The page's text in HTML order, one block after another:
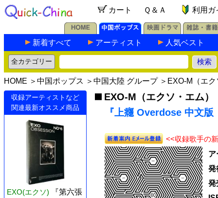
カート Ｑ＆Ａ 利用ガ
新着すべて アーティスト 人気ベスト
HOME ＞ 中国ポップス ＞ 中国大陸 グループ＞ EXO-M（エ
収録アーティストなど
関連最新オススメ商品
EXO(エクソ)
『第六張
EXO-M（エクソ・エム）
『上癮 Overdose 中文
<<収録歌手の
ア
発
発